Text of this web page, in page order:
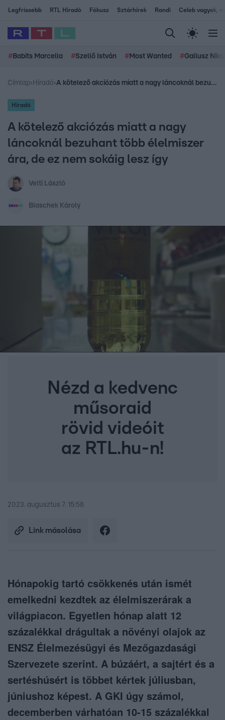
Legfrissebb RTL Híradó Fókusz Sztárhírek Randi Celeb vagyok,
# Babits Marcella #Szellő István # Most Wanted #Gallusz
Címlap› Híradó› A kötelező akciózás miatt a nagy láncoknál bezuhant több élelmiszer ára, de ez nem sokáig lesz így
Híradó
A kötelező akciózás miatt a nagy
láncoknál bezuhant több élelmiszer
ára, de ez nem sokáig lesz így
Velti László
Blaschek Károly
Nézd a kedvenc
műsoraid
rövid videóit
az RTL.hu-n!
2023. augusztus 7. 15:58
Link másolása
Hónapokig tartó csökkenés után ismét
emelkedni kezdtek az élelmiszerárak a
világpiacon. Egyetlen hónap alatt 12
százalékkal drágultak a növényi olajok az
ENSZ Élelmezésügyi és Mezőgazdasági
Szervezete szerint. A búzáért, a sajtért és a
sertéshúsért is többet kértek júliusban,
júniushoz képest. A GKI úgy számol,
decemberben várhatóan 10-15 százalékkal